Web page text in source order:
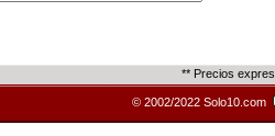
** Precios
© 2002/2022 Solo10.com